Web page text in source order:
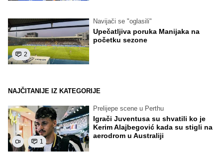
2
Navijači se "oglasili"
Upečatljiva poruka Manijaka na
početku sezone
NAJČITANIJE IZ KATEGORIJE
1
Prelijepe scene u Perthu
Igrači Juventusa su shvatili ko je
Kerim Alajbegović kada su stigli na
aerodrom u Australiji